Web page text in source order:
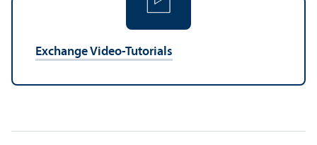
Exchange Video-Tutorials